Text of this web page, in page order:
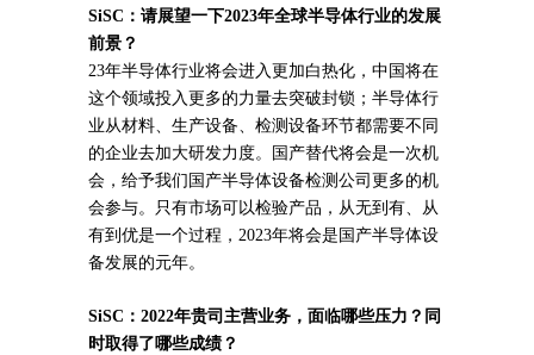
SiSC： 请展望一下2023年全球半导体行业的发展
前景 ？
23年半导体行业将会进入更加白热化，中国将在
这个领域投入更多的力量去突破封锁；半导体行
业从材料、生产设备、检测设备环节都需要不同
的企业去加大研发力度。国产替代将会是一次机
会，给予我们国产半导体设备检测公司更多的机
会参与。只有市场可以检验产品，从无到有、从
有到优是一个过程，2023年将会是国产半导体设
备发展的元年。
SiSC ：2022年贵司主营业务，面临哪些压力？同
时取得了哪些成绩？